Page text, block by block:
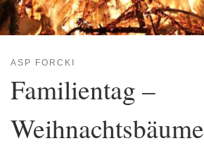
ASP FORCKI
Familientag –
Weihnachtsbäume